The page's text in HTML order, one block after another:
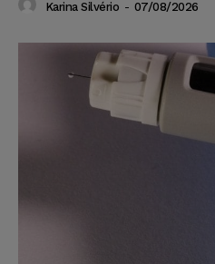
Karina Silvério - 07/08/2026